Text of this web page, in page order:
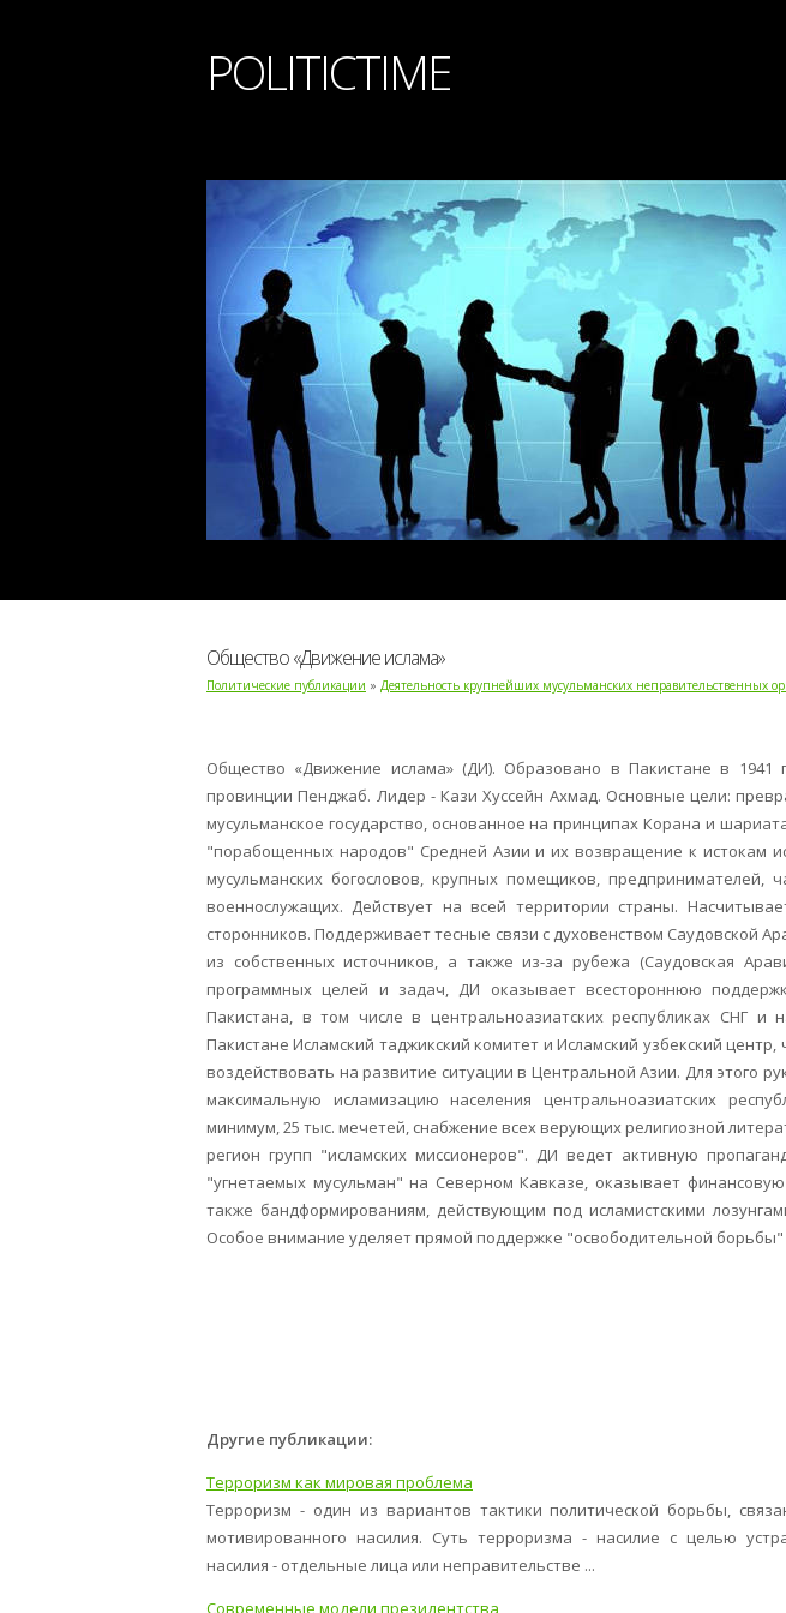
POLITICTIME
Общество «Движение ислама»
Политические публикации » Деятельность крупнейших мусульманских неправительственных
Общество «Движение ислама» (ДИ). Образовано в Пакистане в 1941
провинции Пенджаб. Лидер - Кази Хуссейн Ахмад. Основные цели:
мусульманское государство, основанное на принципах Корана и
"порабощенных народов" Средней Азии и их возвращение к истокам
мусульманских богословов, крупных помещиков, предпринимателей,
военнослужащих. Действует на всей территории страны.
сторонников. Поддерживает тесные связи с духовенством Саудовской
из собственных источников, а также из-за рубежа (Саудовская
программных целей и задач, ДИ оказывает всестороннюю
Пакистана, в том числе в центральноазиатских республиках СНГ
Пакистане Исламский таджикский комитет и Исламский узбекский
воздействовать на развитие ситуации в Центральной Азии. Для этого
максимальную исламизацию населения центральноазиатских
минимум, 25 тыс. мечетей, снабжение всех верующих религиозной
регион групп "исламских миссионеров". ДИ ведет активную
"угнетаемых мусульман" на Северном Кавказе, оказывает
также бандформированиям, действующим под исламистскими
Особое внимание уделяет прямой поддержке "освободительной
Другие публикации:
Терроризм как мировая проблема
Терроризм - один из вариантов тактики политической борьбы,
мотивированного насилия. Суть терроризма - насилие с целью
насилия - отдельные лица или неправительстве ...
Современные модели президентства